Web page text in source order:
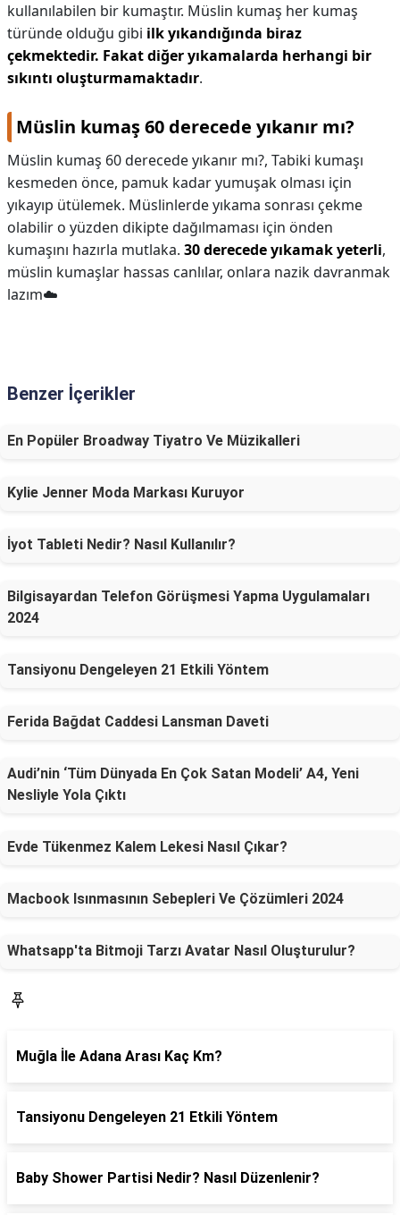
kullanılabilen bir kumaştır. Müslin kumaş her kumaş
türünde olduğu gibi ilk yıkandığında biraz
çekmektedir. Fakat diğer yıkamalarda herhangi bir
sıkıntı oluşturmamaktadır.
Müslin kumaş 60 derecede yıkanır mı?
Müslin kumaş 60 derecede yıkanır mı?, Tabiki kumaşı
kesmeden önce, pamuk kadar yumuşak olması için
yıkayıp ütülemek. Müslinlerde yıkama sonrası çekme
olabilir o yüzden dikipte dağılmaması için önden
kumaşını hazırla mutlaka. 30 derecede yıkamak yeterli,
müslin kumaşlar hassas canlılar, onlara nazik davranmak
lazım☁️
Benzer İçerikler
En Popüler Broadway Tiyatro Ve Müzikalleri
Kylie Jenner Moda Markası Kuruyor
İyot Tableti Nedir? Nasıl Kullanılır?
Bilgisayardan Telefon Görüşmesi Yapma Uygulamaları
2024
Tansiyonu Dengeleyen 21 Etkili Yöntem
Ferida Bağdat Caddesi Lansman Daveti
Audi’nin ‘Tüm Dünyada En Çok Satan Modeli’ A4, Yeni
Nesliyle Yola Çıktı
Evde Tükenmez Kalem Lekesi Nasıl Çıkar?
Macbook Isınmasının Sebepleri Ve Çözümleri 2024
Whatsapp'ta Bitmoji Tarzı Avatar Nasıl Oluşturulur?
Muğla İle Adana Arası Kaç Km?
Tansiyonu Dengeleyen 21 Etkili Yöntem
Baby Shower Partisi Nedir? Nasıl Düzenlenir?